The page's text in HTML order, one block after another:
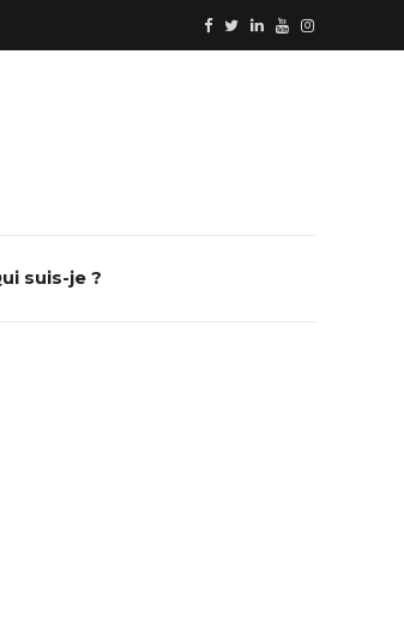
suis-je ?